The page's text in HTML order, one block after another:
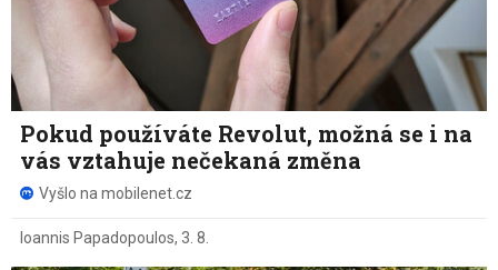
Pokud používáte Revolut, možná se i na
vás vztahuje nečekaná změna
Vyšlo na mobilenet.cz
Ioannis Papadopoulos, 3. 8.